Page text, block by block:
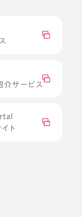
介サービス
ト